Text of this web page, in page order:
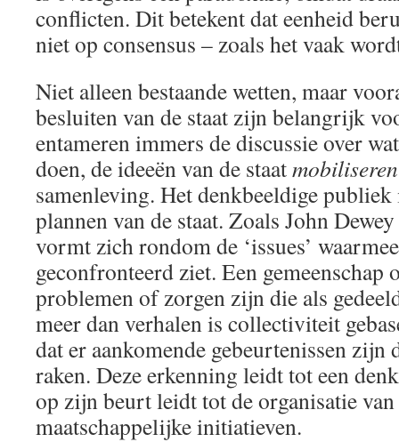
conflicten. Dit betekent dat eenheid
niet op consensus – zoals het vaak
Niet alleen bestaande wetten, maar
besluiten van de staat zijn belangrijk
entameren immers de discussie over
doen, de ideeën van de staatmobiliseren
samenleving. Het denkbeeldige
plannen van de staat. Zoals John
vormt zich rondom de ‘issues’
geconfronteerd ziet. Een gemeenschap
problemen of zorgen zijn die als
meer dan verhalen is collectiviteit
dat er aankomende gebeurtenissen zijn
raken. Deze erkenning leidt tot een
op zijn beurt leidt tot de organisatie
maatschappelijke initiatieven.